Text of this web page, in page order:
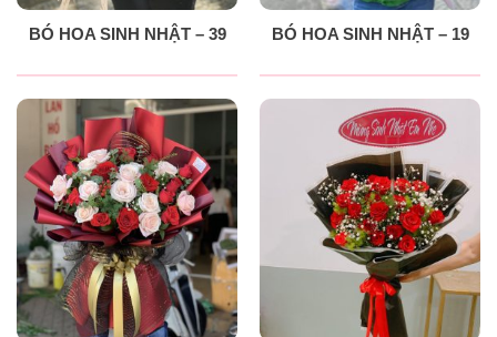
BÓ HOA SINH NHẬT – 39 BÓ HOA SINH NHẬT – 19